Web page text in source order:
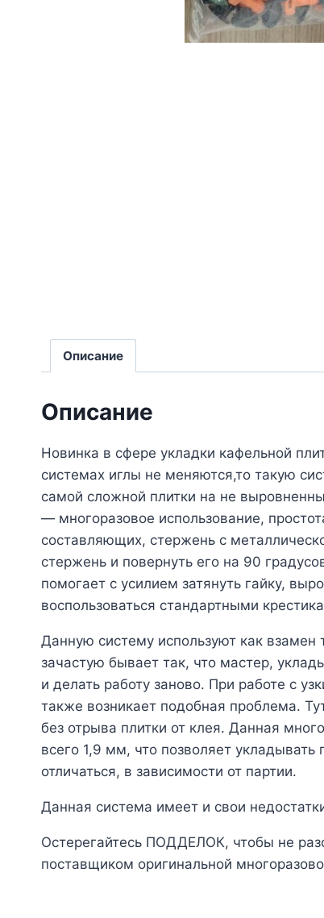
Описание
Описание
Новинка в сфере укладки кафельной
системах иглы не меняются,то такую
самой сложной плитки на не
— многоразовое использование,
составляющих, стержень с
стержень и повернуть его на 90
помогает с усилием затянуть гайку,
воспользоваться стандартными
Данную систему используют как
зачастую бывает так, что мастер,
и делать работу заново. При работе с
также возникает подобная проблема.
без отрыва плитки от клея. Данная
всего 1,9 мм, что позволяет
отличаться, в зависимости от партии.
Данная система имеет и свои
Остерегайтесь ПОДДЕЛОК, чтобы не
поставщиком оригинальной